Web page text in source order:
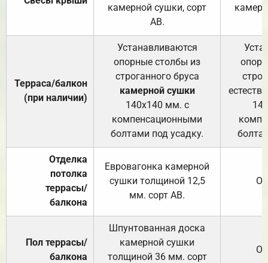
камерной сушки, сорт
АВ.
Терраса/балкон
(при наличии)
Устанавливаются
опорные столбы из
строганного бруса
камерной сушки
140х140 мм. с
компенсационными
болтами под усадку.
Отделка
потолка
террасы/
балкона
Евровагонка камерной
сушки толщиной 12,5
мм. сорт АВ.
Пол террасы/
балкона
Шпунтованная доска
камерной сушки
толщиной 36 мм. сорт